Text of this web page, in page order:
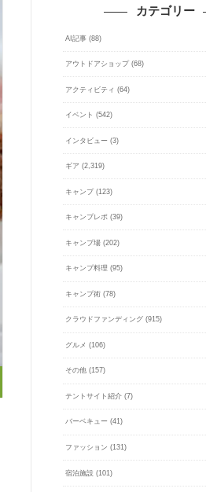
カテゴリー
AI記事 (88)
アウトドアショップ (68)
アクティビティ (64)
イベント (542)
インタビュー (3)
ギア (2,319)
キャンプ (123)
キャンプレポ (39)
キャンプ場 (202)
キャンプ料理 (95)
キャンプ術 (78)
クラウドファンディング (915)
グルメ (106)
その他 (157)
テントサイト紹介 (7)
バーベキュー (41)
ファッション (131)
宿泊施設 (101)